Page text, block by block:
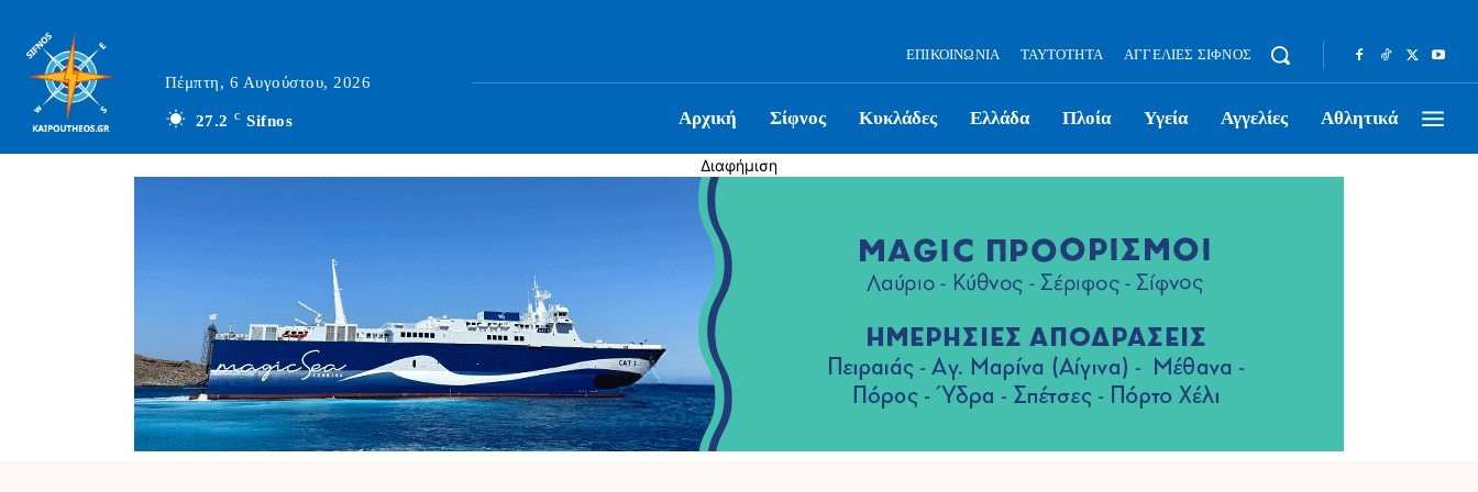
Πέμπτη, 6 Αυγούστου, 2026
27.2 C Sifnos
ΕΠΙΚΟΙΝΩΝΊΑ ΤΑΥΤΌΤΗΤΑ ΑΓΓΕΛΊΕΣ ΣΊΦΝΟΣ
Αρχική Σίφνος Κυκλάδες Ελλάδα Πλοία Υγεία Αγγελίες Αθλητικά
Διαφήμιση